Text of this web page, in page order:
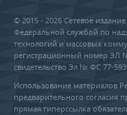
© 2015 - 2026 Сетевое
Федеральной службой по
технологий и массовых
регистрационный номер ЭЛ
свидетельство Эл № ФС 77-
Использование материалов
предварительного согласия
прямая гиперссылка